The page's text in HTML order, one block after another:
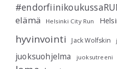
elämä Helsinki City Run
hyvinvointi Jack Wolfskin
juoksuohjelma juoksutreeni